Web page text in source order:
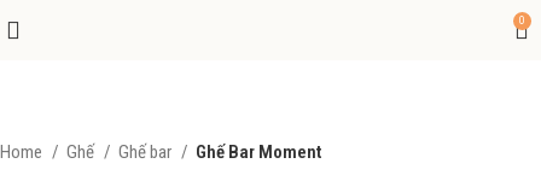
0
Home Ghế Ghế bar Ghế Bar Moment